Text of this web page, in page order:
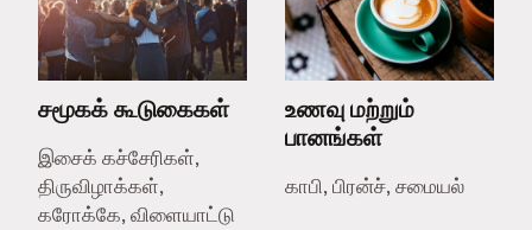
சமூகக் கூடுகைகள்
இசைக் கச்சேரிகள்,
திருவிழாக்கள்,
கரோக்கே, விளையாட்டு
உணவு மற்றும்
பானங்கள்
காபி, பிரன்ச், சமையல்